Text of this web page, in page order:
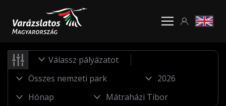
Válassz pályázatot